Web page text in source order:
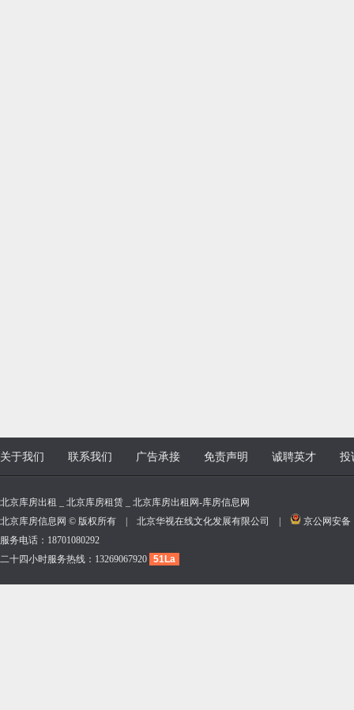
关于我们 联系我们 广告承接 免责声明 诚聘英才 投
北京库房出租 _ 北京库房租赁 _ 北京库房出租网-库房信息网
北京库房信息网 © 版权所有 | 北京华视在线文化发展有限公司 |
京公网安备
服务电话：18701080292
二十四小时服务热线：13269067920 51La